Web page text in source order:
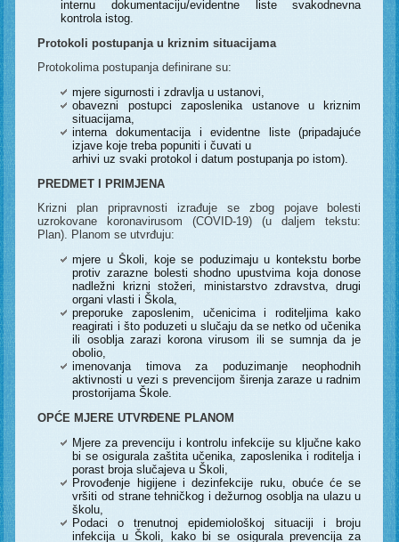
internu dokumentaciju/evidentne liste svakodnevna
kontrola istog.
Protokoli postupanja u kriznim situacijama
Protokolima postupanja definirane su:
mjere sigurnosti i zdravlja u ustanovi,
obavezni postupci zaposlenika ustanove u kriznim
situacijama,
interna dokumentacija i evidentne liste (pripadajuće
izjave koje treba popuniti i čuvati u
arhivi uz svaki protokol i datum postupanja po istom).
PREDMET I PRIMJENA
Krizni plan pripravnosti izrađuje se zbog pojave bolesti
uzrokovane koronavirusom (COVID-19) (u daljem tekstu:
Plan). Planom se utvrđuju:
mjere u Školi, koje se poduzimaju u kontekstu borbe
protiv zarazne bolesti shodno upustvima koja donose
nadležni krizni stožeri, ministarstvo zdravstva, drugi
organi vlasti i Škola,
preporuke zaposlenim, učenicima i roditeljima kako
reagirati i što poduzeti u slučaju da se netko od učenika
ili osoblja zarazi korona virusom ili se sumnja da je
obolio,
imenovanja timova za poduzimanje neophodnih
aktivnosti u vezi s prevencijom širenja zaraze u radnim
prostorijama Škole.
OPĆE MJERE UTVRĐENE PLANOM
Mjere za prevenciju i kontrolu infekcije su ključne kako
bi se osigurala zaštita učenika, zaposlenika i roditelja i
porast broja slučajeva u Školi,
Provođenje higijene i dezinfekcije ruku, obuće će se
vršiti od strane tehničkog i dežurnog osoblja na ulazu u
školu,
Podaci o trenutnoj epidemiološkoj situaciji i broju
infekcija u Školi, kako bi se osigurala prevencija za